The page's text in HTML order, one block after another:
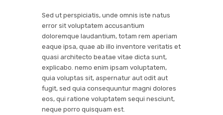
Sed ut perspiciatis, unde omnis iste natus
error sit voluptatem accusantium
doloremque laudantium, totam rem aperiam
eaque ipsa, quae ab illo inventore veritatis et
quasi architecto beatae vitae dicta sunt,
explicabo. nemo enim ipsam voluptatem,
quia voluptas sit, aspernatur aut odit aut
fugit, sed quia consequuntur magni dolores
eos, qui ratione voluptatem sequi nesciunt,
neque porro quisquam est.